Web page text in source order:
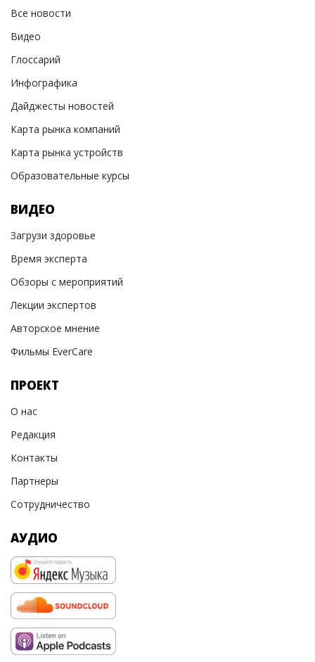
Все новости
Видео
Глоссарий
Инфографика
Дайджесты новостей
Карта рынка компаний
Карта рынка устройств
Образовательные курсы
ВИДЕО
Загрузи здоровье
Время эксперта
Обзоры с мероприятий
Лекции экспертов
Авторское мнение
Фильмы EverCare
ПРОЕКТ
О нас
Редакция
Контакты
Партнеры
Сотрудничество
АУДИО